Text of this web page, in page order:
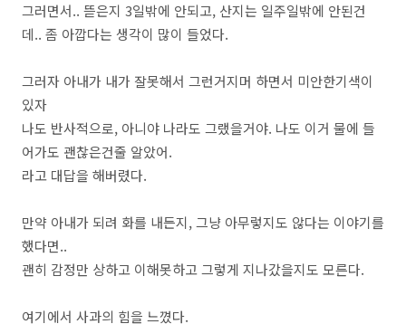
그러면서.. 뜯은지 3일밖에 안되고, 산지는 일주일밖에 안된건
데.. 좀 아깝다는 생각이 많이 들었다.
그러자 아내가 내가 잘못해서 그런거지머 하면서 미안한기색이
있자
나도 반사적으로, 아니야 나라도 그랬을거야. 나도 이거 물에 들
어가도 괜찮은건줄 알았어.
라고 대답을 해버렸다.
만약 아내가 되려 화를 내든지, 그냥 아무렇지도 않다는 이야기를
했다면..
괜히 감정만 상하고 이해못하고 그렇게 지나갔을지도 모른다.
여기에서 사과의 힘을 느꼈다.